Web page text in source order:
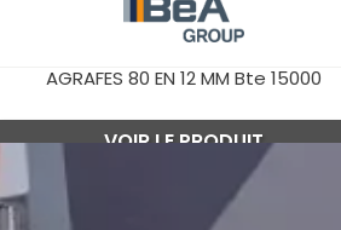
AGRAFES 80 EN 12 MM Bte 15000
VOIR LE PRODUIT